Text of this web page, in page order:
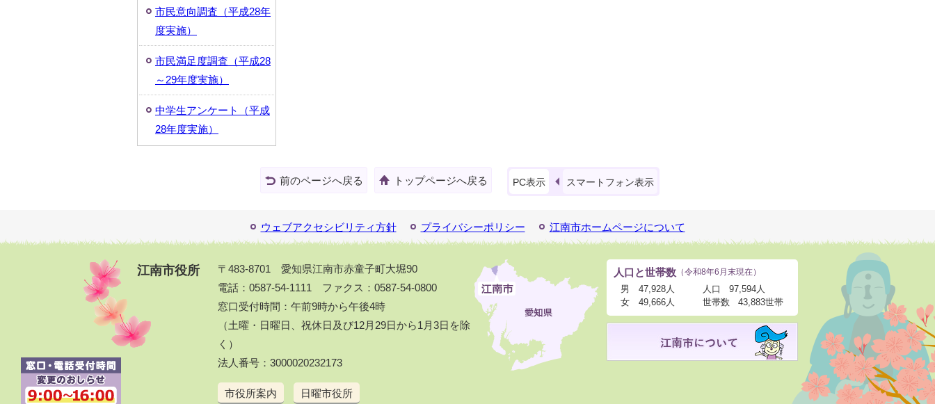
市民意向調査（平成28年
度実施）
市民満足度調査（平成28
～29年度実施）
中学生アンケート（平成
28年度実施）
前のページへ戻る トップページへ戻る PC表示 スマートフォン表示
ウェブアクセシビリティ方針 プライバシーポリシー 江南市ホームページについて
江南市役所
〒483-8701 愛知県江南市赤童子町大堀90
電話：0587-54-1111 ファクス：0587-54-0800
窓口受付時間：午前9時から午後4時
（土曜・日曜日、祝休日及び12月29日から1月3日を除
く）
法人番号：3000020232173
市役所案内 日曜市役所
人口と世帯数 （令和8年6月末現在）
男
47,928人
女
49,666人
人口
97,594人
世帯数
43,883世帯